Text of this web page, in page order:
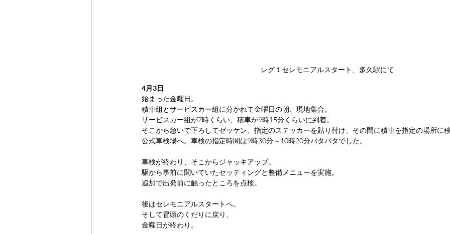
レグ１セレモニアルスタート、多久駅にて
4月3日
始まった金曜日。
積車組とサービスカー組に分かれて金曜日の朝、現地集合。
サービスカー組が7時くらい、積車が9時15分くらいに到着。
そこから急いで下ろしてゼッケン、指定のステッカーを貼り付け、その間に積車を指定の場所に
公式車検場へ。車検の指定時間は9時30分～10時20分バタバタでした。
車検が終わり、そこからジャッキアップ。
駆から事前に聞いていたセッティングと整備メニューを実施。
追加で出発前に触ったところを点検。
後はセレモニアルスタートへ。
そして冒頭のくだりに戻り、
金曜日が終わり。